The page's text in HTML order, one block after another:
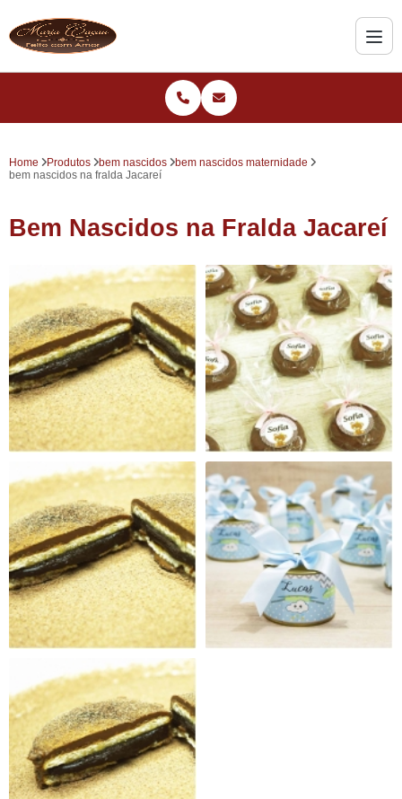
Home Produtos bem nascidos
bem nascidos maternidade
bem nascidos na fralda Jacareí
Bem Nascidos na Fralda Jacareí